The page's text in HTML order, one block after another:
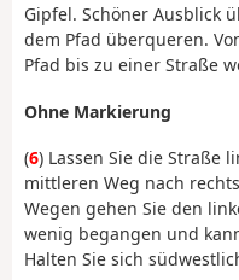
Gipfel. Schöner Ausblick
dem Pfad überqueren.
Pfad bis zu einer Straße
Ohne Markierung
(6) Lassen Sie die Straße
mittleren Weg nach
Wegen gehen Sie den
wenig begangen und
Halten Sie sich